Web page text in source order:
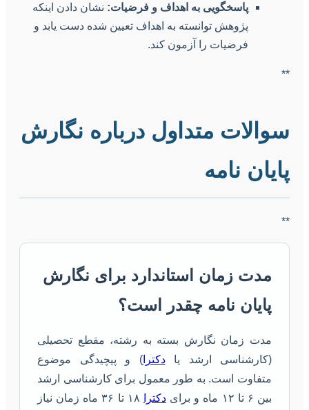
پاسخگویی به اهداف و فرضیات: نشان دادن اینکه
پژوهش توانسته به اهداف تعیین شده دست یابد و
فرضیات را آزمون کند.
**
سوالات متداول درباره نگارش
پایان نامه
**
مدت زمان استاندارد برای نگارش
پایان نامه چقدر است؟
مدت زمان نگارش بسته به رشته، مقطع تحصیلی
(کارشناسی ارشد یادکترا) و پیچیدگی موضوع
متفاوت است. به طور معمول برای کارشناسی ارشد
بین ۶ تا ۱۲ ماه و برای
دکترا
۱۸ تا ۳۶ ماه زمان نیاز